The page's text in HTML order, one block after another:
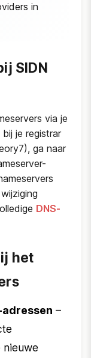
in
SIDN
via je
je registrar
ga naar
DNS-
het
–
nieuwe